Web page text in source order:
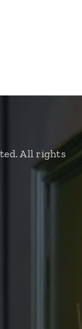
All rights